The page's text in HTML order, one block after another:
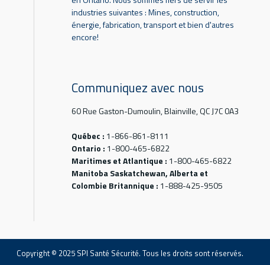
industries suivantes : Mines, construction,
énergie, fabrication, transport et bien d'autres
encore!
Communiquez avec nous
60 Rue Gaston-Dumoulin, Blainville, QC J7C 0A3
Québec : 1-866-861-8111
Ontario : 1-800-465-6822
Maritimes et Atlantique : 1-800-465-6822
Manitoba Saskatchewan, Alberta et
Colombie Britannique : 1-888-425-9505
Copyright © 2025 SPI Santé Sécurité. Tous les droits sont réservés.